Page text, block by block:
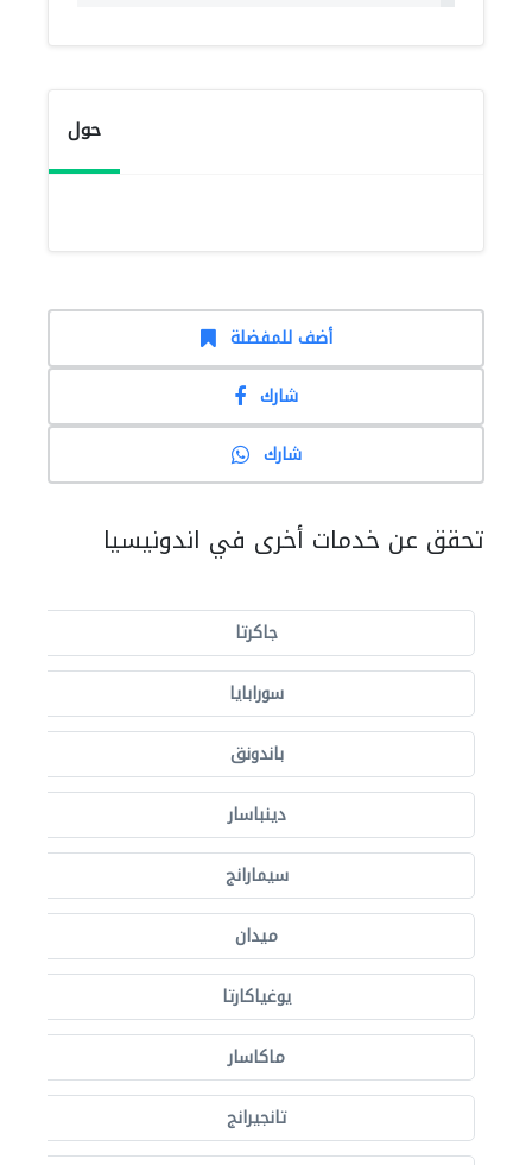
حول
أضف للمفضلة
شارك
شارك
تحقق عن خدمات أخرى في اندونيسيا
جاكرتا
سورابايا
باندونق
دينباسار
سيمارانج
ميدان
يوغياكارتا
ماكاسار
تانجيرانج